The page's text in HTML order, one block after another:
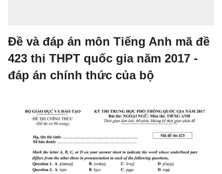
Đề và đáp án môn Tiếng Anh mã đề
423 thi THPT quốc gia năm 2017 -
đáp án chính thức của bộ